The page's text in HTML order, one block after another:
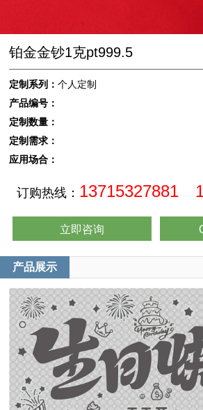
铂金金钞1克pt999.5
定制系列：个人定制
产品编号：
定制数量：
定制需求：
应用场合：
订购热线： 13715327881
立即咨询
产品展示